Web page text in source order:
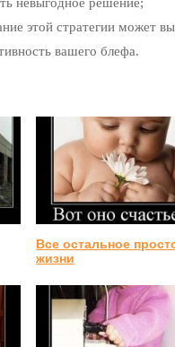
этой стратегии может
вашего блефа.
Все остальное
жизни